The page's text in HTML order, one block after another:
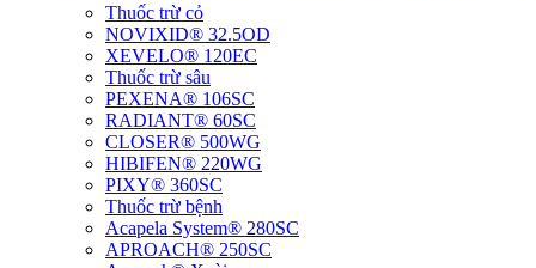
Thuốc trừ cỏ
NOVIXID® 32.5OD
XEVELO® 120EC
Thuốc trừ sâu
PEXENA® 106SC
RADIANT® 60SC
CLOSER® 500WG
HIBIFEN® 220WG
PIXY® 360SC
Thuốc trừ bệnh
Acapela System® 280SC
APROACH® 250SC